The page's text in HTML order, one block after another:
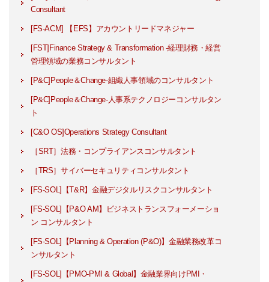
Consultant
[FS-ACM] 【EFS】アカウントリードマネジャー
[FST]Finance Strategy & Transformation -経理財務・経営
管理領域の業務コンサルタント
[P&C]People＆Change-組織人事領域のコンサルタント
[P&C]People＆Change-人事系テクノロジーコンサルタン
ト
[C&O OS]Operations Strategy Consultant
［SRT］法務・コンプライアンスコンサルタント
［TRS］サイバーセキュリティコンサルタント
[FS-SOL]【T&R】金融デジタルリスクコンサルタント
[FS-SOL]【P&O AM】ビジネストランスフォーメーショ
ン コンサルタント
[FS-SOL]【Planning & Operation (P&O)】金融業務改革コ
ンサルタント
[FS-SOL]【PMO-PMI & Global】金融業界向けPMI・